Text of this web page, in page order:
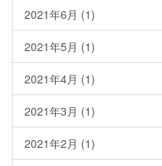
2021年6月 (1)
2021年5月 (1)
2021年4月 (1)
2021年3月 (1)
2021年2月 (1)